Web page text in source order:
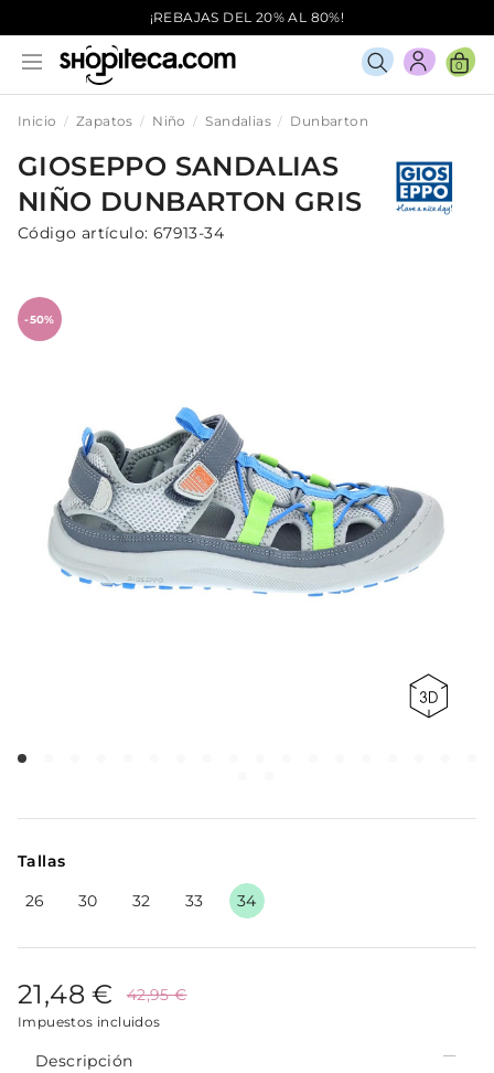
¡REBAJAS DEL 20% AL 80%!
0
Inicio Zapatos Niño Sandalias Dunbarton
GIOSEPPO SANDALIAS
NIÑO DUNBARTON GRIS
Código artículo: 67913-34
-50%
Tallas
26
30 32 33 34
21,48 € 42,95 €
Impuestos incluidos
Descripción